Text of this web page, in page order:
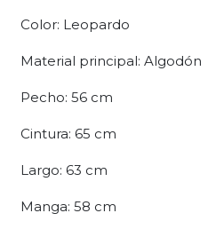
Color: Leopardo
Material principal: Algodón
Pecho: 56 cm
Cintura: 65 cm
Largo: 63 cm
Manga: 58 cm